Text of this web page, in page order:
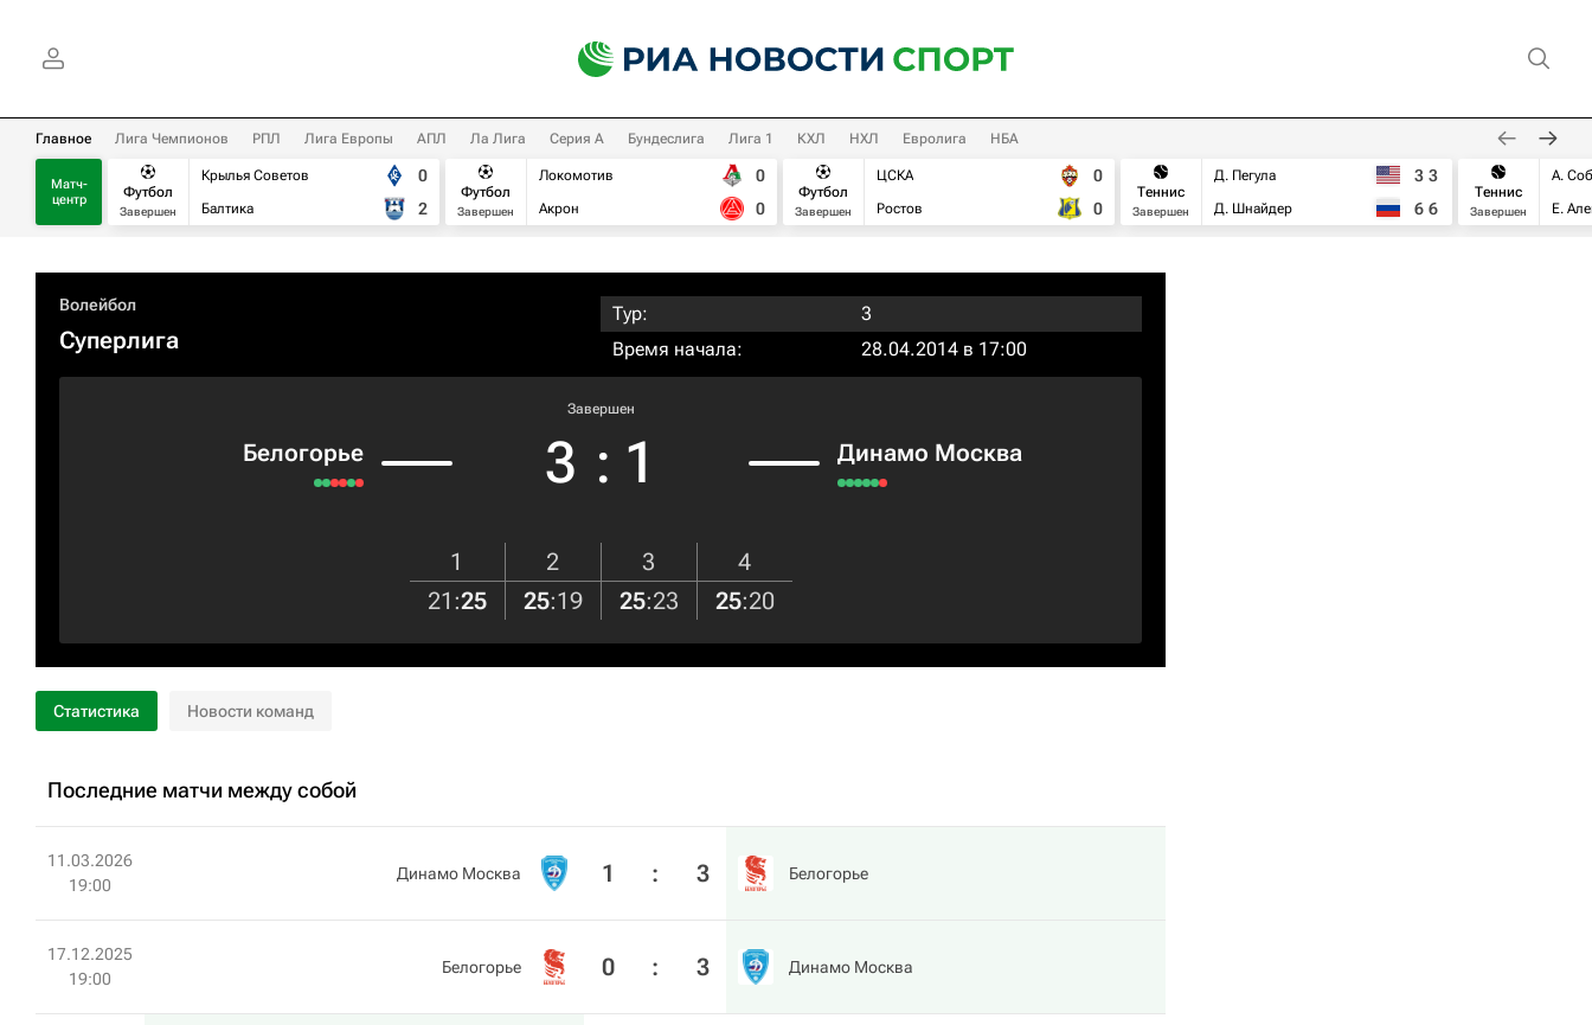
Главное Лига Чемпионов РПЛ Лига Европы АПЛ Ла Лига Серия А Бундеслига Лига 1 КХЛ НХЛ Евролига НБА
Матч-
центр
Футбол
Завершен
Крылья Советов
Балтика
0
2
Футбол
Завершен
Локомотив
Акрон
0
0
Футбол
Завершен
ЦСКА
Ростов
0
0
Теннис
Завершен
Д. Пегула
Д. Шнайдер
3 3
6 6
Теннис
Завершен
А.
Е.
Волейбол
Суперлига
Тур:
3
Время начала:
28.04.2014 в 17:00
Белогорье
Завершен
3 : 1 Динамо Москва
1 2 3
4
21 :25 25:19 25:23 25:20
Статистика Новости команд
Последние матчи между собой
11.03.2026
19:00
Динамо Москва 1 : 3 Белогорье
17.12.2025
19:00
Белогорье 0 : 3 Динамо Москва